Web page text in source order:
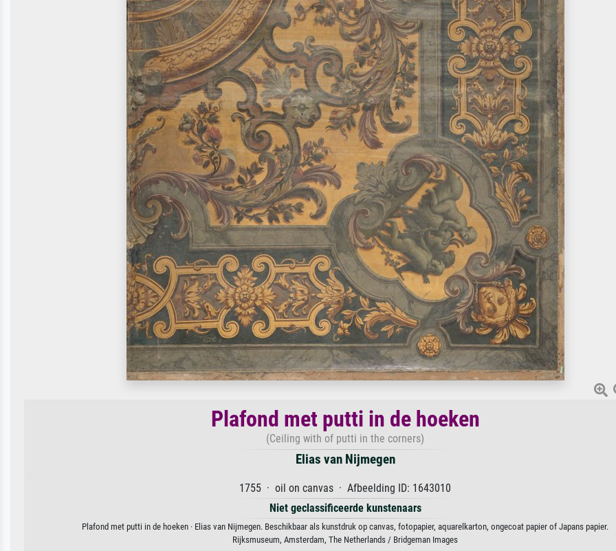
Plafond met putti in de hoeken
(Ceiling with of putti in the corners)
Elias van Nijmegen
1755 · oil on canvas · Afbeelding ID: 1643010
Niet geclassificeerde kunstenaars
Plafond met putti in de hoeken · Elias van Nijmegen. Beschikbaar als kunstdruk op canvas, fotopapier, aquarelkarton, ongecoat papier of Japans papier.
Rijksmuseum, Amsterdam, The Netherlands / Bridgeman Images